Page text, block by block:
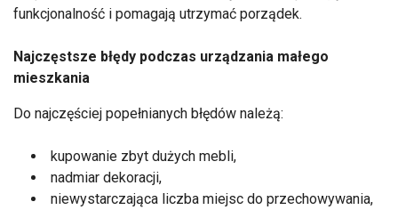
funkcjonalność i pomagają utrzymać porządek.
Najczęstsze błędy podczas urządzania małego
mieszkania
Do najczęściej popełnianych błędów należą:
kupowanie zbyt dużych mebli,
nadmiar dekoracji,
niewystarczająca liczba miejsc do przechowywania,